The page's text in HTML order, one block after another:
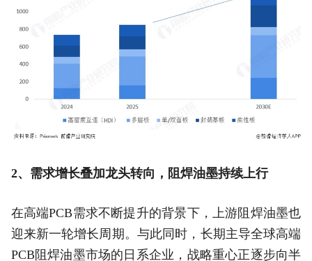
2、需求增长叠加龙头转向，阻焊油墨持续上行
在高端PCB需求不断提升的背景下，上游阻焊油墨也
迎来新一轮增长周期。与此同时，长期主导全球高端
PCB阻焊油墨市场的日系企业，战略重心正逐步向半